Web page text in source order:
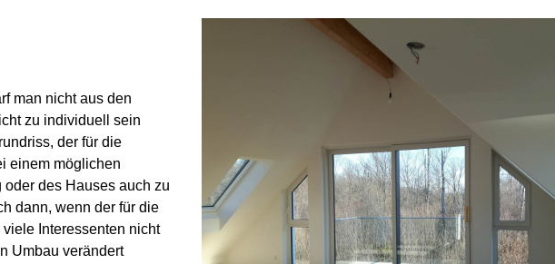
man nicht aus den
zu individuell sein
der für die
einem möglichen
des Hauses auch zu
dann, wenn der für die
Interessenten nicht
Umbau verändert